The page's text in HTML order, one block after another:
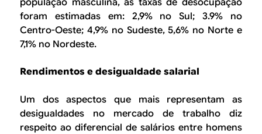
foram estimadas em: 2,9% no Sul; 3.9% no
Centro-Oeste; 4,9% no Sudeste, 5,6% no Norte e
7,1% no Nordeste.
Rendimentos e desigualdade salarial
Um dos aspectos que mais representam as
desigualdades no mercado de trabalho diz
respeito ao diferencial de salários entre homens